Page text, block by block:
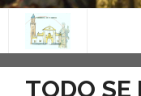
TODO SE